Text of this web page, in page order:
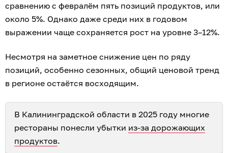
сравнению с февралём пять позиций продуктов, или
около 5%. Однако даже среди них в годовом
выражении чаще сохраняется рост на уровне 3–12%.
Несмотря на заметное снижение цен по ряду
позиций, особенно сезонных, общий ценовой тренд
в регионе остаётся восходящим.
В Калининградской области в 2025 году многие
рестораны понесли убытки из-за дорожающих
продуктов.